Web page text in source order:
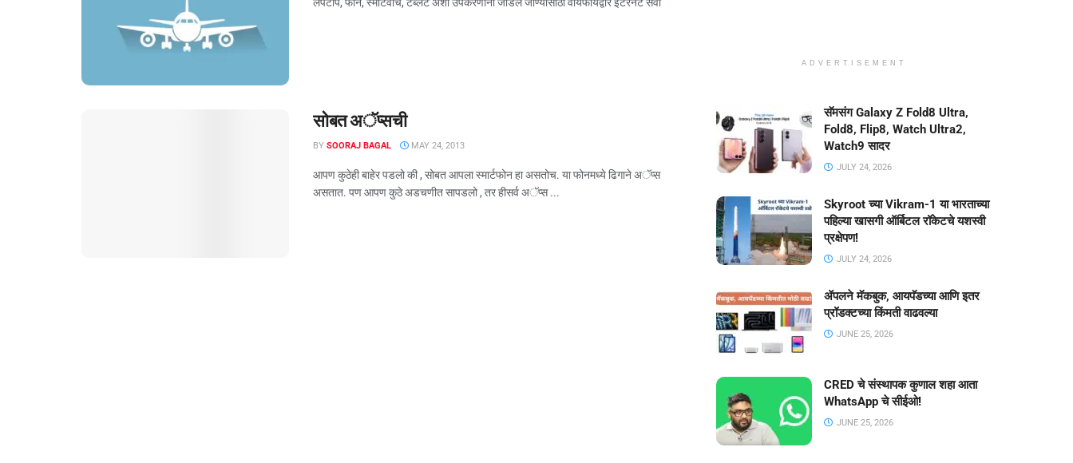
सोबत अॅप्सची
BY SOORAJ BAGAL MAY 24, 2013
आपण कुठेही बाहेर पडलो की , सोबत आपला स्मार्टफोन हा असतोच. या फोनमध्ये ढिगाने अॅप्स
असतात. पण आपण कुठे अडचणीत सापडलो , तर हीसर्व अॅप्स ...
ADVERTISEMENT
सॅमसंग Galaxy Z Fold8 Ultra,
Fold8, Flip8, Watch Ultra2,
Watch9 सादर
JULY 24, 2026
Skyroot च्या Vikram-1 या भारताच्या
पहिल्या खासगी ऑर्बिटल रॉकेटचे यशस्वी
प्रक्षेपण!
JULY 24, 2026
ॲपलने मॅकबुक, आयपॅडच्या आणि इतर
प्रॉडक्टच्या किंमती वाढवल्या
JUNE 25, 2026
CRED चे संस्थापक कुणाल शहा आता
WhatsApp चे सीईओ!
JUNE 25, 2026